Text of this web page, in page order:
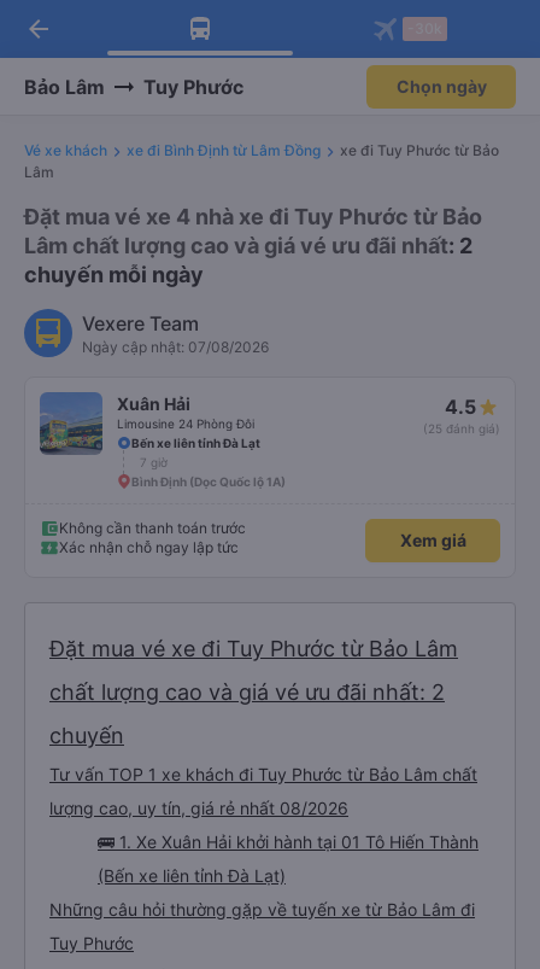
Tải app Vexere ngay!
Nhận ưu đãi thành viên độc
Mở app
Tải app Vexere
-30k/ghế khi đặt vé máy bay qua
Mở app
arrow_back
Bảo Lâm Tuy Phước Chọn ngày
Vé xe khách xe đi Bình Định từ Lâm Đồng
xe đi Tuy Phước từ Bảo
Lâm
Đặt mua vé xe 4 nhà xe đi Tuy Phước từ Bảo
Lâm chất lượng cao và giá vé ưu đãi nhất: 2
chuyến mỗi ngày
Vexere Team
Ngày cập nhật: 07/08/2026
Xuân Hải
Limousine 24 Phòng Đôi
4.5
(25 đánh giá)
Bến xe liên tỉnh Đà Lạt
7 giờ
Bình Định (Dọc Quốc lộ 1A)
Không cần thanh toán trước
Xác nhận chỗ ngay lập tức
Xem giá
Đặt mua vé xe đi Tuy Phước từ Bảo Lâm
chất lượng cao và giá vé ưu đãi nhất: 2
chuyến
Tư vấn TOP 1 xe khách đi Tuy Phước từ Bảo Lâm chất
lượng cao, uy tín, giá rẻ nhất 08/2026
🚌 1. Xe Xuân Hải khởi hành tại 01 Tô Hiến Thành
(Bến xe liên tỉnh Đà Lạt)
Những câu hỏi thường gặp về tuyến xe từ Bảo Lâm đi
Tuy Phước